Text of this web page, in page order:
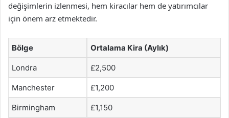
değişimlerin izlenmesi, hem kiracılar hem de yatırımcılar
için önem arz etmektedir.
Bölge Ortalama Kira (Aylık)
Londra £2,500
Manchester £1,200
Birmingham £1,150